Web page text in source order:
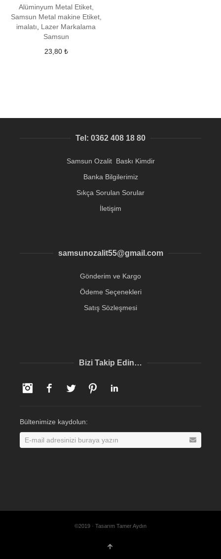
Alüminyum Metal Etiket,
Samsun Metal makine Etiket,
imalatı
Lazer Markalama
Samsun
23,80 ₺
Tel: 0362 408 18 80
Samsun Ozalit Baskı Kimdir
Banka Bilgilerimiz
Sıkça Sorulan Sorular
İletişim
samsunozalit55@gmail.com
Gönderim ve Kargo
Ödeme Seçenekleri
Satış Sözleşmesi
Bizi Takip Edin…
InstagramFacebookTwitter Pinterest
Bültenimize kaydolun:
©2019 · Tasarım Tamer Aydın